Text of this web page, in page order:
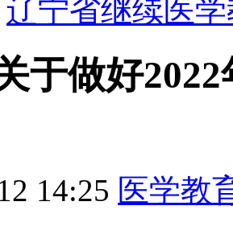
辽宁省继续医
于做好
14:25 医学教